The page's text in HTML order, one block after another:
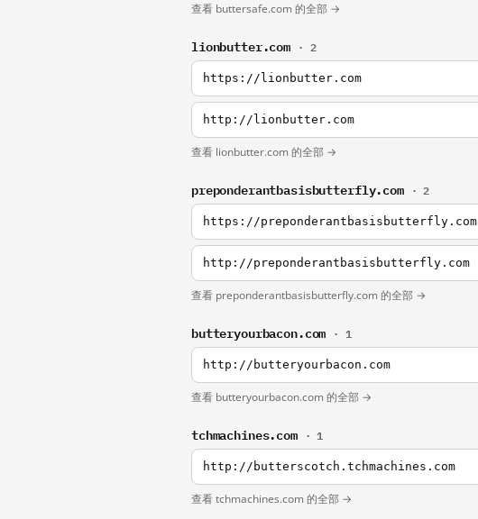
查看 buttersafe.com 的全部 →
lionbutter.com · 2
https://lionbutter.com
http://lionbutter.com
查看 lionbutter.com 的全部 →
preponderantbasisbutterfly.com · 2
https://preponderantbasisbutterfly.com
http://preponderantbasisbutterfly.com
查看 preponderantbasisbutterfly.com 的全部 →
butteryourbacon.com · 1
http://butteryourbacon.com
查看 butteryourbacon.com 的全部 →
tchmachines.com · 1
http://butterscotch.tchmachines.com
查看 tchmachines.com 的全部 →